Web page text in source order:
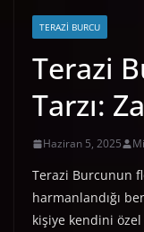
TERAZI BURCU
Terazi
Tarzı:
Haziran 5, 2025
Terazi Burcunun
harmanlandığı
kişiye kendini